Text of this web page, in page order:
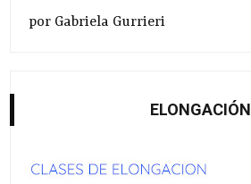
por Gabriela Gurrieri
ELONGACIÓN